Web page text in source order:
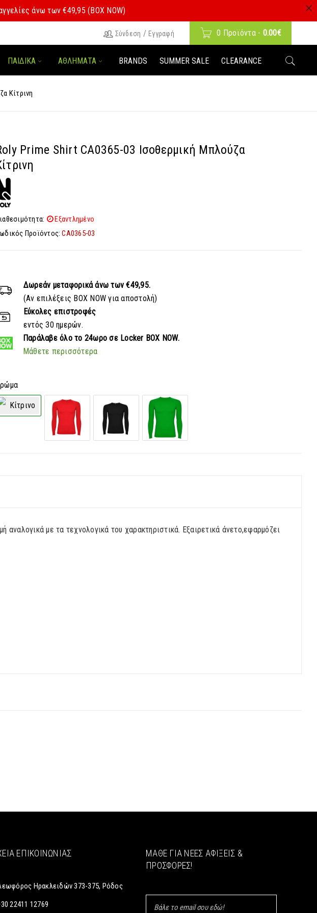
άνω των €49,95 (BOX NOW)
0 Προϊόντα - 0.00€
Σύνδεση / Εγγραφή
ΠΑΙΔΙΚΑ ΑΘΛΗΜΑΤΑ BRANDS SUMMER SALE CLEARANCE
Κίτρινη
Prime Shirt CA0365-03 Ισοθερμική Μπλούζα
Εξαντλημένο
Προϊόντος: CA0365-03
Δωρεάν μεταφορικάάνω των €49,95.
(Αν επιλέξεις BOX NOW για αποστολή)
Εύκολες επιστροφές
εντός 30 ημερών.
Παράλαβεόλο το 24ωρο σε Locker BOX NOW.
Μάθετε περισσότερα
αναλογικά με τα τεχνολογικά του χαρακτηριστικά. Εξαιρετικά άνετο,εφαρμόζει
ΕΠΙΚΟΙΝΩΝΊΑΣ
Ηρακλειδών 373-375, Ρόδος
22411 12769
ΜΆΘΕ ΓΙΑ ΝΈΕΣ ΑΦΊΞΕΙΣ &
ΠΡΟΣΦΟΡΈΣ!